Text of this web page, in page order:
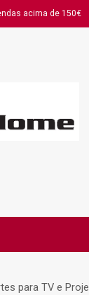
acima de 150€
para TV e